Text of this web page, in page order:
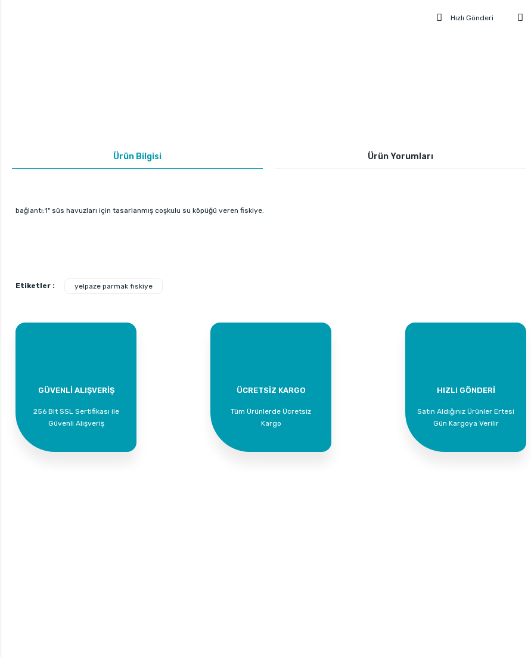
Hızlı Gönderi
Ürün Bilgisi Ürün Yorumları
bağlantı:1" süs havuzları için tasarlanmış coşkulu su köpüğü veren fiskiye.
Etiketler : yelpaze parmak fıskiye
GÜVENLİ ALIŞVERİŞ
256 Bit SSL Sertifikası ile
Güvenli Alışveriş
ÜCRETSİZ KARGO
Tüm Ürünlerde Ücretsiz
Kargo
HIZLI GÖNDERİ
Satın Aldığınız Ürünler Ertesi
Gün Kargoya Verilir